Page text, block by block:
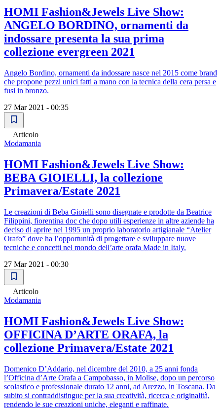
HOMI Fashion&Jewels Live Show:
ANGELO BORDINO, ornamenti da
indossare presenta la sua prima
collezione evergreen 2021
Angelo Bordino, ornamenti da indossare nasce nel 2015 come brand
che propone pezzi unici fatti a mano con la tecnica della cera persa e
fusi in bronzo.
27 Mar 2021 - 00:35
Articolo
Modamania
HOMI Fashion&Jewels Live Show:
BEBA GIOIELLI, la collezione
Primavera/Estate 2021
Le creazioni di Beba Gioielli sono disegnate e prodotte da Beatrice
Filippini, fiorentina doc che dopo utili esperienze in altre aziende ha
deciso di aprire nel 1995 un proprio laboratorio artigianale “Atelier
Orafo” dove ha l’opportunità di progettare e sviluppare nuove
tecniche e concetti nel mondo dell’arte orafa Made in Italy.
27 Mar 2021 - 00:30
Articolo
Modamania
HOMI Fashion&Jewels Live Show:
OFFICINA D’ARTE ORAFA, la
collezione Primavera/Estate 2021
Domenico D’Addario, nel dicembre del 2010, a 25 anni fonda
l’Officina d’Arte Orafa a Campobasso, in Molise, dopo un percorso
scolastico e professionale durato 12 anni, ad Arezzo, in Toscana. Da
subito si contraddistingue per la sua creatività, ricerca e originalità,
rendendo le sue creazioni uniche, eleganti e raffinate.